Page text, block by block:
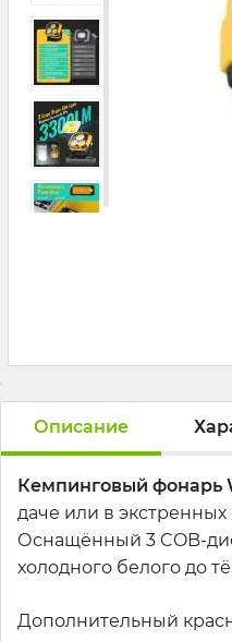
Описание
Кемпинговый фонарь
даче или в экстренных
Оснащённый 3 COB-
холодного белого до
Дополнительный